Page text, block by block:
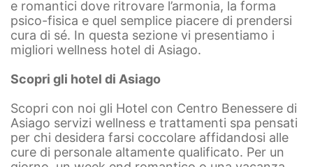
e romantici dove ritrovare l’armonia, la forma
psico-fisica e quel semplice piacere di prendersi
cura di sé. In questa sezione vi presentiamo i
migliori wellness hotel di Asiago.
Scopri gli hotel di Asiago
Scopri con noi gli Hotel con Centro Benessere di
Asiago servizi wellness e trattamenti spa pensati
per chi desidera farsi coccolare affidandosi alle
cure di personale altamente qualificato. Per un